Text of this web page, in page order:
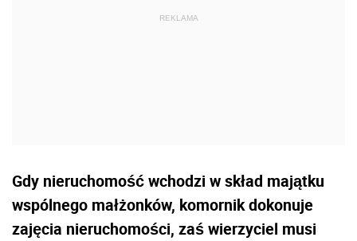
Gdy nieruchomość wchodzi w skład majątku
wspólnego małżonków, komornik dokonuje
zajęcia nieruchomości, zaś wierzyciel musi